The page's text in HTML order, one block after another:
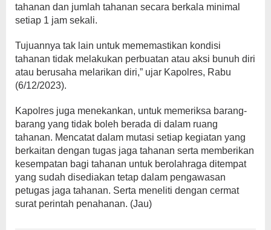
tahanan dan jumlah tahanan secara berkala minimal
setiap 1 jam sekali.
Tujuannya tak lain untuk mememastikan kondisi
tahanan tidak melakukan perbuatan atau aksi bunuh diri
atau berusaha melarikan diri,” ujar Kapolres, Rabu
(6/12/2023).
Kapolres juga menekankan, untuk memeriksa barang-
barang yang tidak boleh berada di dalam ruang
tahanan. Mencatat dalam mutasi setiap kegiatan yang
berkaitan dengan tugas jaga tahanan serta memberikan
kesempatan bagi tahanan untuk berolahraga ditempat
yang sudah disediakan tetap dalam pengawasan
petugas jaga tahanan. Serta meneliti dengan cermat
surat perintah penahanan. (Jau)